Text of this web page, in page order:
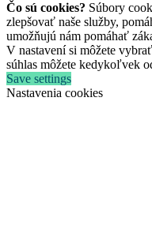
Čo sú cookies? Súbory
zlepšovať naše služby,
umožňujú nám pomáhať
V nastavení si môžete
súhlas môžete kedykoľvek
Save settings
Nastavenia cookies